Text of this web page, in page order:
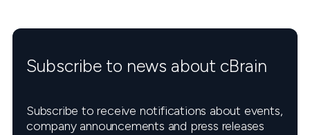
Subscribe to news about cBrain
Subscribe to receive notifications about events,
company announcements and press releases